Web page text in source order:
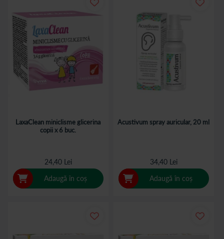
LaxaClean miniclisme glicerina
copii x 6 buc.
24,40 Lei
Adaugă în coș
Acustivum spray auricular, 20 ml
34,40 Lei
Adaugă în coș